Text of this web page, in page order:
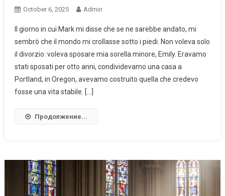
October 6, 2025 Admin
Il giorno in cui Mark mi disse che se ne sarebbe andato, mi
sembrò che il mondo mi crollasse sotto i piedi. Non voleva solo
il divorzio: voleva sposare mia sorella minore, Emily. Eravamo
stati sposati per otto anni, condividevamo una casa a
Portland, in Oregon, avevamo costruito quella che credevo
fosse una vita stabile. […]
Продолжение...